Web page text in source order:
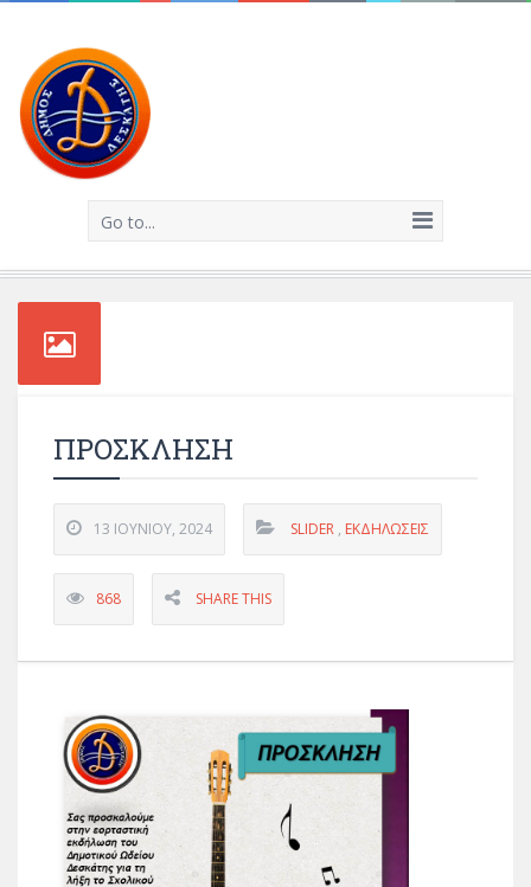
Go to...
ΠΡΟΣΚΛΗΣΗ
13 ΙΟΥΝΊΟΥ, 2024 SLIDER , ΕΚΔΗΛΏΣΕΙΣ
868 SHARE THIS